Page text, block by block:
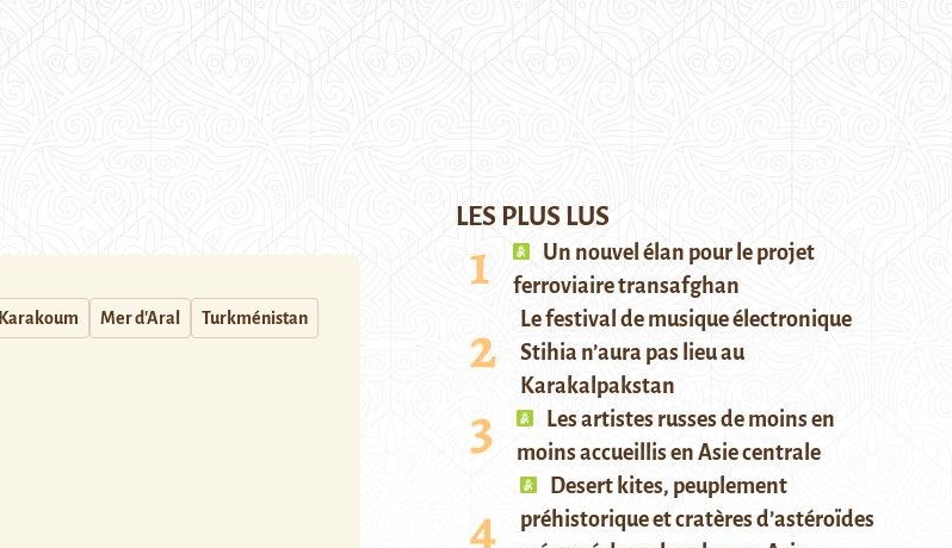
Karakoum Mer d'Aral Turkménistan
LES PLUS LUS
Un nouvel élan pour le projet
ferroviaire transafghan
Le festival de musique électronique
Stihia n’aura pas lieu au
Karakalpakstan
Les artistes russes de moins en
moins accueillis en Asie centrale
Desert kites, peuplement
préhistorique et cratères d’astéroïdes